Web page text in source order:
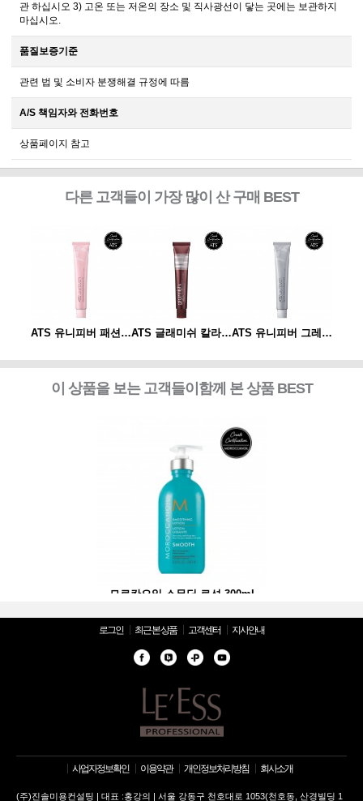
관 하십시오 3) 고온 또는 저온의 장소 및 직사광선이 닿는 곳에는 보관하지
마십시오.
품질보증기준
관련 법 및 소비자 분쟁해결 규정에 따름
A/S 책임자와 전화번호
상품페이지 참고
다른 고객들이 가장 많이 산 구매 BEST
ATS 유니피버 패션 컬러 80g ATS 글래미쉬 칼라 80g ATS 유니피버 그레이 컬러 80g
이 상품을 보는 고객들이함께 본 상품 BEST
모로칸오일 스무딩 로션 300ml
로그인 최근 본 상품 고객센터 지사안내
사업자정보확인 이용약관 개인정보처리방침 회사소개
(주)진솔미용컨설팅 | 대표 :홍강의 | 서울 강동구 천호대로 1053(천호동, 산경빌딩 1